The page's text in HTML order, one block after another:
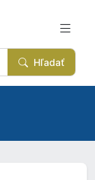
Hľadať